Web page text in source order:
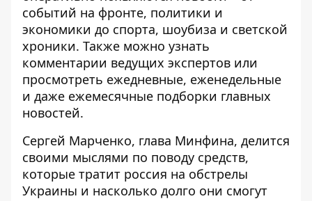
событий на фронте, политики и
экономики до спорта, шоубиза и светской
хроники. Также можно узнать
комментарии ведущих экспертов или
просмотреть ежедневные, еженедельные
и даже ежемесячные подборки главных
новостей.
Сергей Марченко, глава Минфина, делится
своими мыслями по поводу средств,
которые тратит россия на обстрелы
Украины и насколько долго они смогут